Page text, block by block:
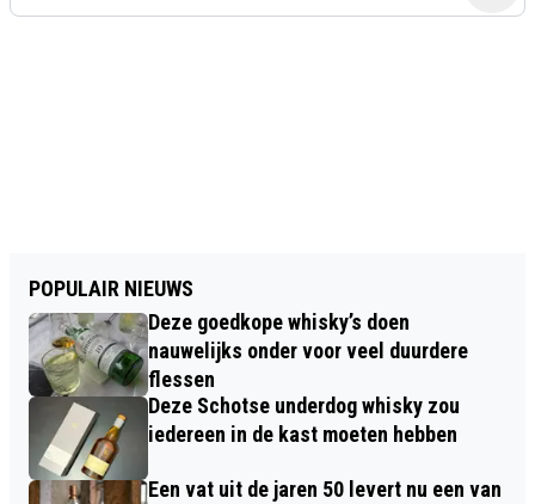
POPULAIR NIEUWS
Deze goedkope whisky’s doen
nauwelijks onder voor veel duurdere
flessen
Deze Schotse underdog whisky zou
iedereen in de kast moeten hebben
Een vat uit de jaren 50 levert nu een van